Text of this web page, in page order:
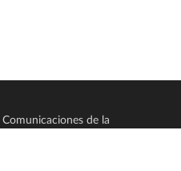
de la